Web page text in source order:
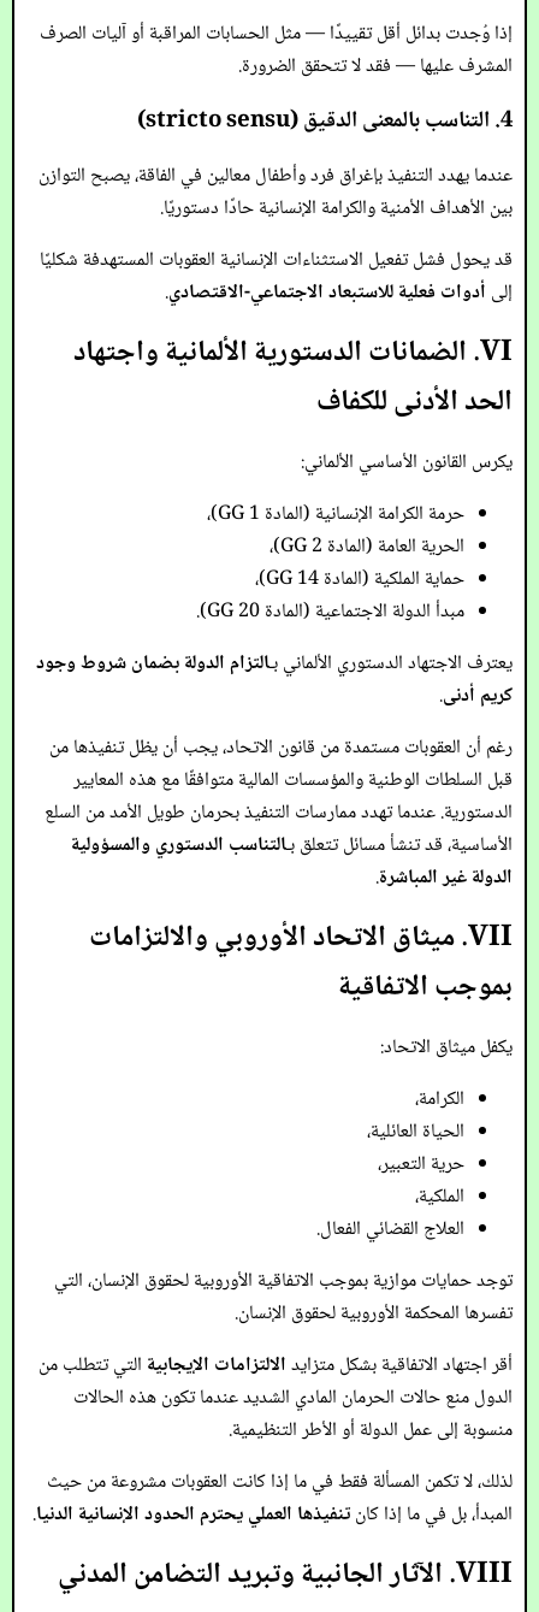
إذا وُجدت بدائل أقل تقييدًا — مثل الحسابات المراقبة أو آليات الصرف
المشرف عليها — فقد لا تتحقق الضرورة.
4. التناسب بالمعنى الدقيق (stricto sensu)
عندما يهدد التنفيذ بإغراق فرد وأطفال معالين في الفاقة، يصبح التوازن
بين الأهداف الأمنية والكرامة الإنسانية حادًا دستوريًا.
قد يحول فشل تفعيل الاستثناءات الإنسانية العقوبات المستهدفة شكليًا
إلى أدوات فعلية للاستبعاد الاجتماعي-الاقتصادي.
VI. الضمانات الدستورية الألمانية واجتهاد
الحد الأدنى للكفاف
يكرس القانون الأساسي الألماني:
حرمة الكرامة الإنسانية (المادة 1 GG)،
الحرية العامة (المادة 2 GG)،
حماية الملكية (المادة 14 GG)،
مبدأ الدولة الاجتماعية (المادة 20 GG).
يعترف الاجتهاد الدستوري الألماني بـالتزام الدولة بضمان شروط وجود
كريم أدنى.
رغم أن العقوبات مستمدة من قانون الاتحاد، يجب أن يظل تنفيذها من
قبل السلطات الوطنية والمؤسسات المالية متوافقًا مع هذه المعايير
الدستورية. عندما تهدد ممارسات التنفيذ بحرمان طويل الأمد من السلع
الأساسية، قد تنشأ مسائل تتعلق بـالتناسب الدستوري والمسؤولية
الدولة غير المباشرة.
VII. ميثاق الاتحاد الأوروبي والالتزامات
بموجب الاتفاقية
يكفل ميثاق الاتحاد:
الكرامة،
الحياة العائلية،
حرية التعبير،
الملكية،
العلاج القضائي الفعال.
توجد حمايات موازية بموجب الاتفاقية الأوروبية لحقوق الإنسان، التي
تفسرها المحكمة الأوروبية لحقوق الإنسان.
أقر اجتهاد الاتفاقية بشكل متزايدالالتزامات الإيجابية التي تتطلب من
الدول منع حالات الحرمان المادي الشديد عندما تكون هذه الحالات
منسوبة إلى عمل الدولة أو الأطر التنظيمية.
لذلك، لا تكمن المسألة فقط في ما إذا كانت العقوبات مشروعة من حيث
المبدأ، بل في ما إذا كانتنفيذها العملي يحترم الحدود الإنسانية الدنيا.
VIII. الآثار الجانبية وتبريد التضامن المدني